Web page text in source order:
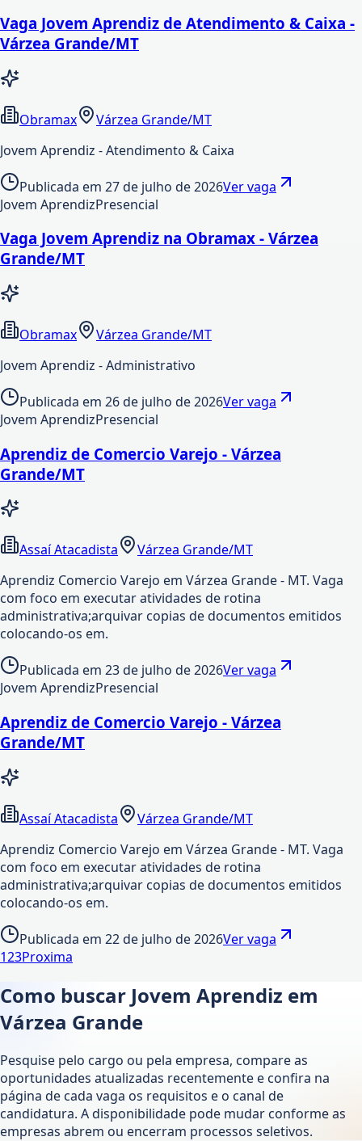
Vaga Jovem Aprendiz de Atendimento & Caixa -
Várzea Grande/MT
Obramax
Várzea Grande/MT
Jovem Aprendiz - Atendimento & Caixa
Publicada em 27 de julho de 2026Ver vaga
Jovem AprendizPresencial
Vaga Jovem Aprendiz na Obramax - Várzea
Grande/MT
Obramax
Várzea Grande/MT
Jovem Aprendiz - Administrativo
Publicada em 26 de julho de 2026Ver vaga
Jovem AprendizPresencial
Aprendiz de Comercio Varejo - Várzea
Grande/MT
Assaí Atacadista
Várzea Grande/MT
Aprendiz Comercio Varejo em Várzea Grande - MT. Vaga
com foco em executar atividades de rotina
administrativa;arquivar copias de documentos emitidos
colocando-os em.
Publicada em 23 de julho de 2026Ver vaga
Jovem AprendizPresencial
Aprendiz de Comercio Varejo - Várzea
Grande/MT
Assaí Atacadista
Várzea Grande/MT
Aprendiz Comercio Varejo em Várzea Grande - MT. Vaga
com foco em executar atividades de rotina
administrativa;arquivar copias de documentos emitidos
colocando-os em.
Publicada em 22 de julho de 2026Ver vaga
123Proxima
Como buscar Jovem Aprendiz em
Várzea Grande
Pesquise pelo cargo ou pela empresa, compare as
oportunidades atualizadas recentemente e confira na
página de cada vaga os requisitos e o canal de
candidatura. A disponibilidade pode mudar conforme as
empresas abrem ou encerram processos seletivos.